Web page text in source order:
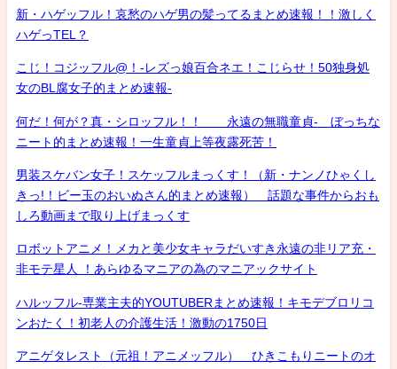
新・ハゲッフル！哀愁のハゲ男の髪ってるまとめ速報！！激しく
ハゲっTEL？
こじ！コジッフル@！-レズっ娘百合ネエ！こじらせ！50独身処
女のBL腐女子的まとめ速報-
何だ！何が？真・シロッフル！！ 永遠の無職童貞- ぼっちな
ニート的まとめ速報！一生童貞上等夜露死苦！
男装スケバン女子！スケッフルまっくす！（新・ナンノひゃくし
きっ!！ビー玉のおいぬさん的まとめ速報） 話題な事件からおも
しろ動画まで取り上げまっくす
ロボットアニメ！メカと美少女キャラだいすき永遠の非リア充・
非モテ星人 ！あらゆるマニアの為のマニアックサイト
ハルッフル-専業主夫的YOUTUBERまとめ速報！キモデブロリコ
ンおたく！初老人の介護生活！激動の1750日
アニゲタレスト（元祖！アニメッフル） ひきこもりニートのオ